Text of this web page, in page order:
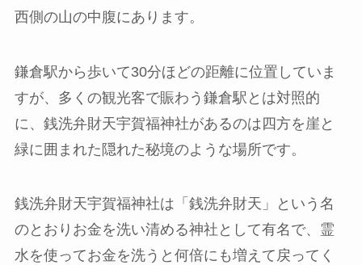
西側の山の中腹にあります。
鎌倉駅から歩いて30分ほどの距離に位置していま
すが、多くの観光客で賑わう鎌倉駅とは対照的
に、銭洗弁財天宇賀福神社があるのは四方を崖と
緑に囲まれた隠れた秘境のような場所です。
銭洗弁財天宇賀福神社は「銭洗弁財天」という名
のとおりお金を洗い清める神社として有名で、霊
水を使ってお金を洗うと何倍にも増えて戻ってく